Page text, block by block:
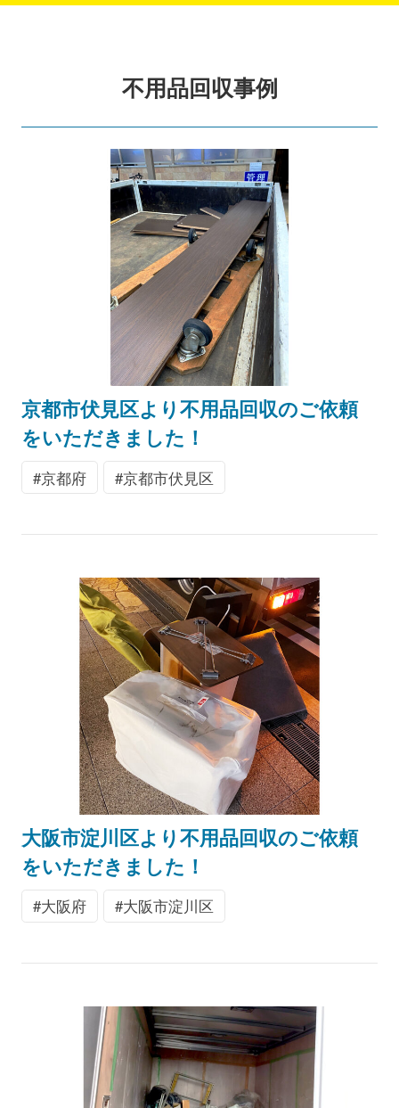
不用品回収事例
京都市伏見区より不用品回収のご依頼
をいただきました！
京都府 京都市伏見区
大阪市淀川区より不用品回収のご依頼
をいただきました！
大阪府 大阪市淀川区